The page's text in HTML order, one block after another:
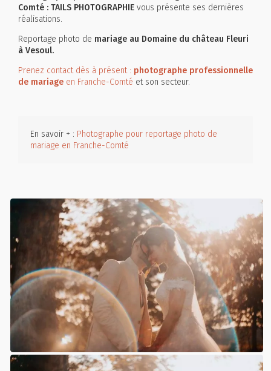
Comté : TAILS PHOTOGRAPHIE vous présente ses dernières
réalisations.
Reportage photo de mariage au Domaine du château Fleuri
à Vesoul.
Prenez contact dès à présent : photographe professionnelle
de mariage en Franche-Comté et son secteur.
En savoir + : Photographe pour reportage photo de
mariage en Franche-Comté